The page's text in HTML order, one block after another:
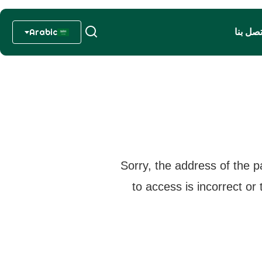
بنا Arabic
Sorry, the address of the
to access is incorrect or